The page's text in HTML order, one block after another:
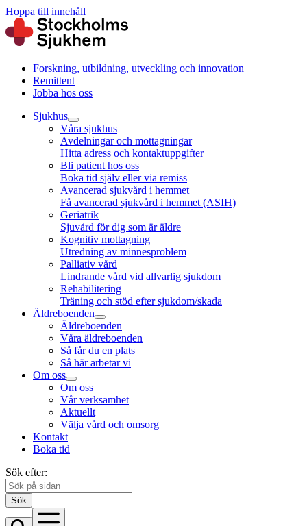
Hoppa till innehåll
Forskning, utbildning, utveckling och innovation
Remittent
Jobba hos oss
Sjukhus
Våra sjukhus
Avdelningar och mottagningar
Hitta adress och kontaktuppgifter
Bli patient hos oss
Boka tid själv eller via remiss
Avancerad sjukvård i hemmet
Få avancerad sjukvård i hemmet (ASIH)
Geriatrik
Sjuvård för dig som är äldre
Kognitiv mottagning
Utredning av minnesproblem
Palliativ vård
Lindrande vård vid allvarlig sjukdom
Rehabilitering
Träning och stöd efter sjukdom/skada
Äldreboenden
Äldreboenden
Våra äldreboenden
Så får du en plats
Så här arbetar vi
Om oss
Om oss
Vår verksamhet
Aktuellt
Välja vård och omsorg
Kontakt
Boka tid
Sök efter:
Sök